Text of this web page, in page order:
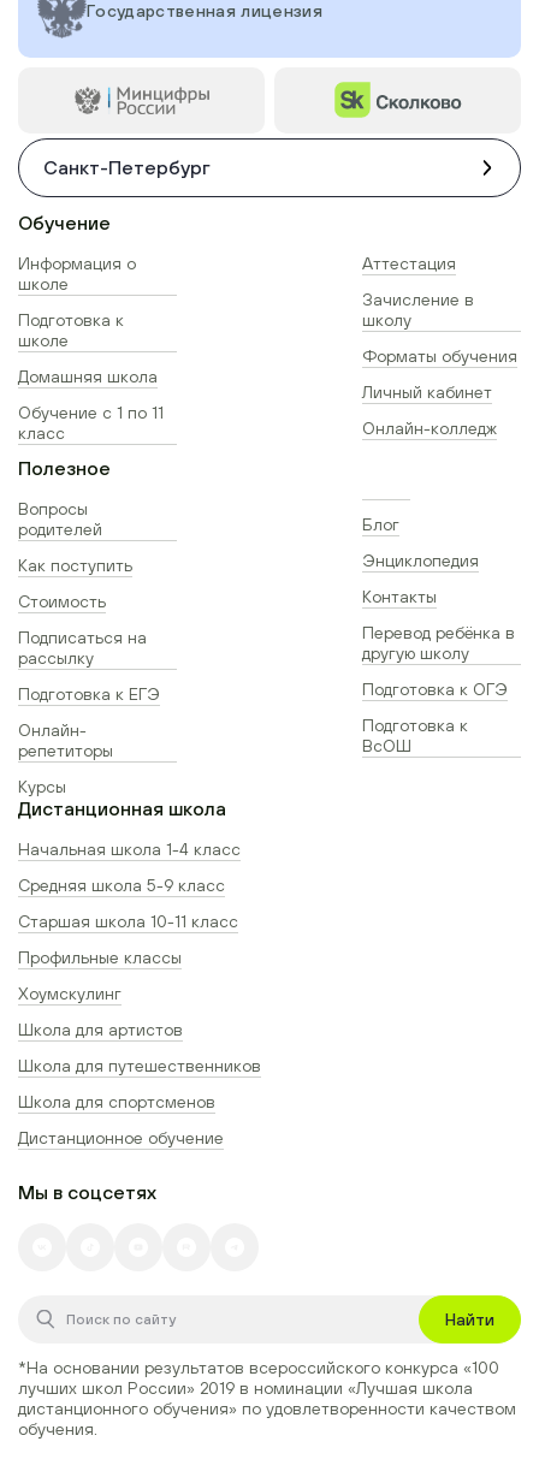
Государственная лицензия
Санкт-Петербург
Обучение
Информация о
школе
Подготовка к
школе
Домашняя школа
Обучение с 1 по 11
класс
Аттестация
Зачисление в
школу
Форматы обучения
Личный кабинет
Онлайн-колледж
Полезное
Вопросы
родителей
Как поступить
Стоимость
Подписаться на
рассылку
Подготовка к ЕГЭ
Онлайн-
репетиторы
Курсы
Блог
Энциклопедия
Контакты
Перевод ребёнка в
другую школу
Подготовка к ОГЭ
Подготовка к
ВсОШ
Дистанционная школа
Начальная школа 1-4 класс
Средняя школа 5-9 класс
Старшая школа 10-11 класс
Профильные классы
Хоумскулинг
Школа для артистов
Школа для путешественников
Школа для спортсменов
Дистанционное обучение
Мы в соцсетях
Найти
*На основании результатов всероссийского конкурса «100
лучших школ России» 2019 в номинации «Лучшая школа
дистанционного обучения» по удовлетворенности качеством
обучения.